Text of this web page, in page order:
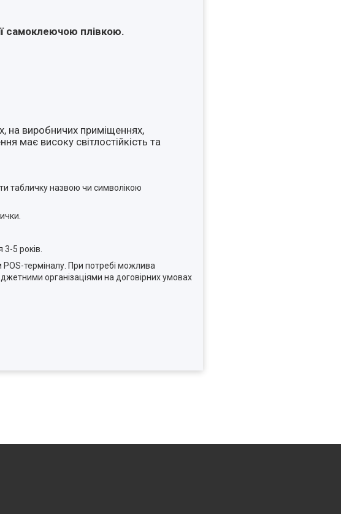
самоклеючою плівкою.
на виробничих приміщеннях,
має високу світлостійкість та
табличку назвою чи символікою
5 років.
POS-терміналу. При потребі можлива
організаціями на договірних умовах